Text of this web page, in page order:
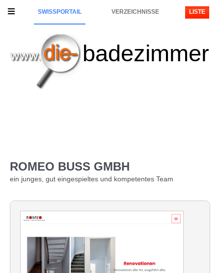
SWISSPORTAIL VERZEICHNISSE LISTE
badezimmer
ROMEO BUSS GMBH
ein junges, gut eingespieltes und kompetentes Team